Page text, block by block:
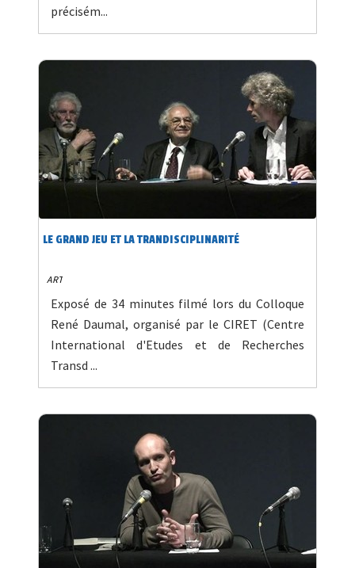
précisém...
LE GRAND JEU ET LA TRANDISCIPLINARITÉ
ART
Exposé de 34 minutes filmé lors du Colloque
René Daumal, organisé par le CIRET (Centre
International d'Etudes et de Recherches
Transd ...